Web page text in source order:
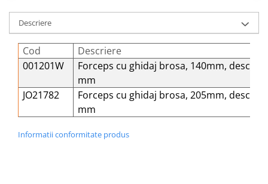
Șuruburi Canulate
Șuruburi Corticale
Șuruburi Locking
Șuruburi TORX Locking
Suruburi Canulate Herbert
Suruburi Corticale
Suruburi Spongie
TTA
Descriere
Cod
Descriere
001201W
Forceps cu ghidaj brosa, 140mm,
mm
JO21782
Forceps cu ghidaj brosa, 205mm,
mm
Informatii conformitate produs